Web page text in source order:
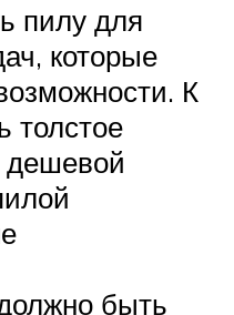
пилу для
которые
К
толстое
дешевой
быть